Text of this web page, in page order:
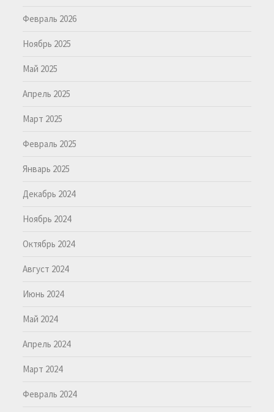
Февраль 2026
Ноябрь 2025
Май 2025
Апрель 2025
Март 2025
Февраль 2025
Январь 2025
Декабрь 2024
Ноябрь 2024
Октябрь 2024
Август 2024
Июнь 2024
Май 2024
Апрель 2024
Март 2024
Февраль 2024